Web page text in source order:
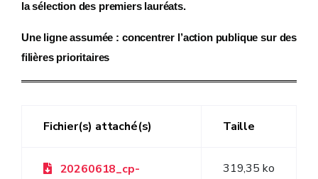
la sélection des premiers lauréats.
Une ligne assumée : concentrer l’action publique sur des
filières prioritaires
Fichier(s) attaché(s) Taille
20260618_cp-
319,35 ko